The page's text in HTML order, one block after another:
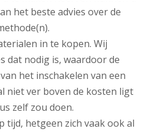
het beste advies over de
in te kopen. Wij
dat nodig is, waardoor de
het inschakelen van een
niet ver boven de kosten ligt
zelf zou doen.
tijd, hetgeen zich vaak ook al